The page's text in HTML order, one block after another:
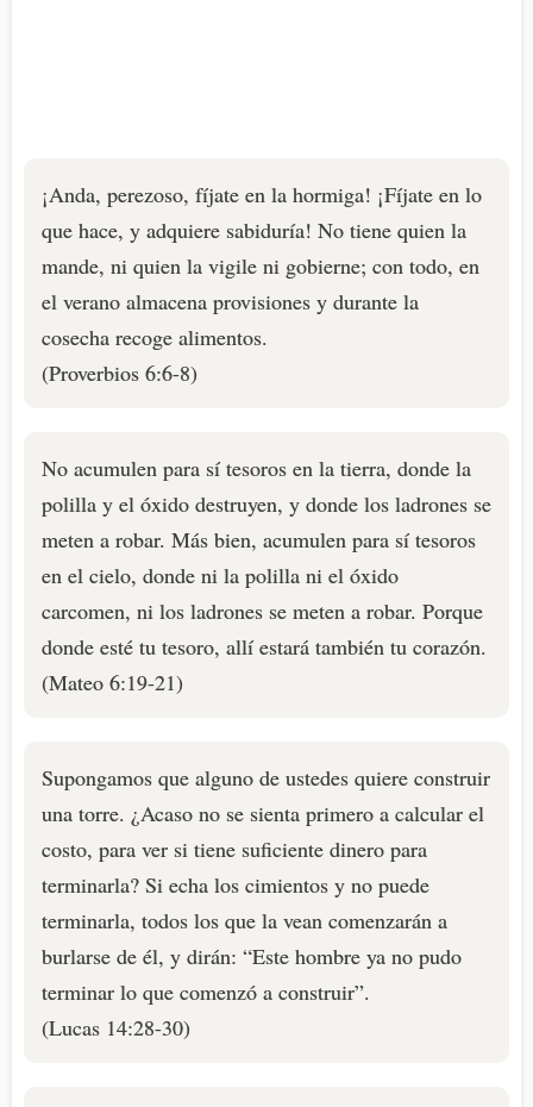
¡Anda, perezoso, fíjate en la hormiga! ¡Fíjate en lo
que hace, y adquiere sabiduría! No tiene quien la
mande, ni quien la vigile ni gobierne; con todo, en
el verano almacena provisiones y durante la
cosecha recoge alimentos.
(Proverbios 6:6-8)
No acumulen para sí tesoros en la tierra, donde la
polilla y el óxido destruyen, y donde los ladrones se
meten a robar. Más bien, acumulen para sí tesoros
en el cielo, donde ni la polilla ni el óxido
carcomen, ni los ladrones se meten a robar. Porque
donde esté tu tesoro, allí estará también tu corazón.
(Mateo 6:19-21)
Supongamos que alguno de ustedes quiere construir
una torre. ¿Acaso no se sienta primero a calcular el
costo, para ver si tiene suficiente dinero para
terminarla? Si echa los cimientos y no puede
terminarla, todos los que la vean comenzarán a
burlarse de él, y dirán: “Este hombre ya no pudo
terminar lo que comenzó a construir”.
(Lucas 14:28-30)